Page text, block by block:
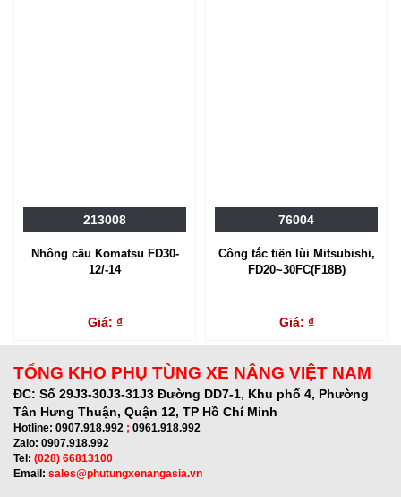
213008
Nhông cầu Komatsu FD30-
12/-14
Giá: ₫
76004
Công tắc tiến lùi Mitsubishi,
FD20~30FC(F18B)
Giá: ₫
TỔNG KHO PHỤ TÙNG XE NÂNG VIỆT NAM
ĐC: Số 29J3-30J3-31J3 Đường DD7-1, Khu phố 4, Phường
Tân Hưng Thuận, Quận 12, TP Hồ Chí Minh
Hotline: 0907.918.992 ; 0961.918.992
Zalo: 0907.918.992
Tel: (028) 66813100
Email: sales@phutungxenangasia.vn